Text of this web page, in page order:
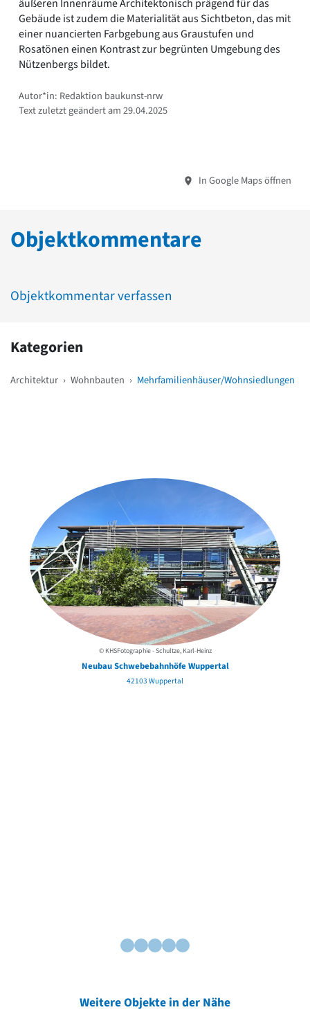
äußeren Innenräume Architektonisch prägend für das
Gebäude ist zudem die Materialität aus Sichtbeton, das mit
einer nuancierten Farbgebung aus Graustufen und
Rosatönen einen Kontrast zur begrünten Umgebung des
Nützenbergs bildet.
Autor*in: Redaktion baukunst-nrw
Text zuletzt geändert am 29.04.2025
In Google Maps öffnen
Objektkommentare
Objektkommentar verfassen
Kategorien
Architektur › Wohnbauten › Mehrfamilienhäuser/Wohnsiedlungen
© KHSFotographie - Schultze, Karl-Heinz
Neubau Schwebebahnhöfe Wuppertal
42103 Wuppertal
Weitere Objekte in der Nähe